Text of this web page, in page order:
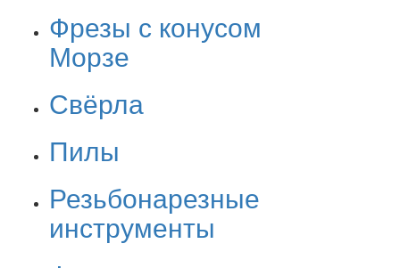
Фрезы с конусом
Морзе
Свёрла
Пилы
Резьбонарезные
инструменты